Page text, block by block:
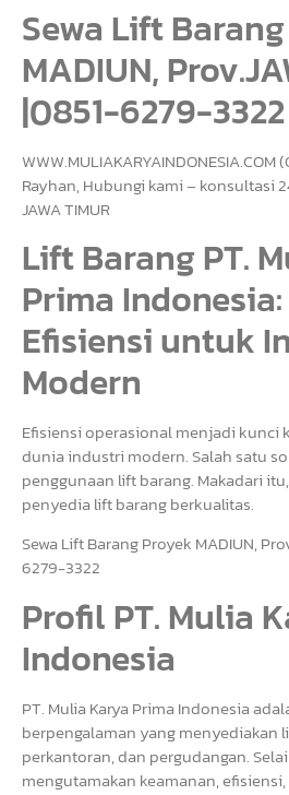
Sewa Lift
MADIUN,
|0851-6279-3322
Rayhan, Hubungi kami – konsultasi
JAWA TIMUR
Lift Barang PT.
Prima
Efisiensi untuk
Modern
Efisiensi operasional menjadi kunci
dunia industri modern. Salah satu
penggunaan lift barang. Makadari
penyedia lift barang berkualitas.
Sewa Lift Barang Proyek MADIUN,
6279-3322
Profil PT. Mulia
Indonesia
PT. Mulia Karya Prima Indonesia
berpengalaman yang menyediakan
perkantoran, dan pergudangan.
mengutamakan keamanan,